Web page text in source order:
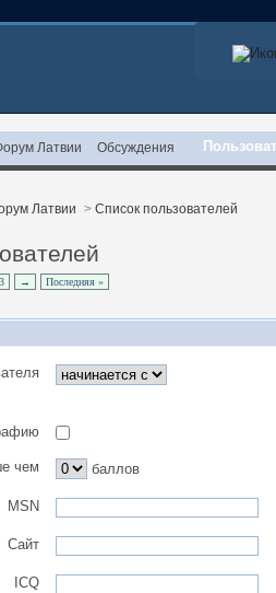
Латвии Обсуждения
Латвии > Список пользователей
3 → Последняя »
чем баллов
MSN
Сайт
ICQ